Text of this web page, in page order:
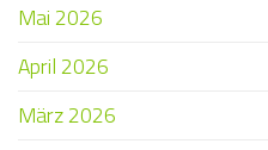
Mai 2026
April 2026
März 2026